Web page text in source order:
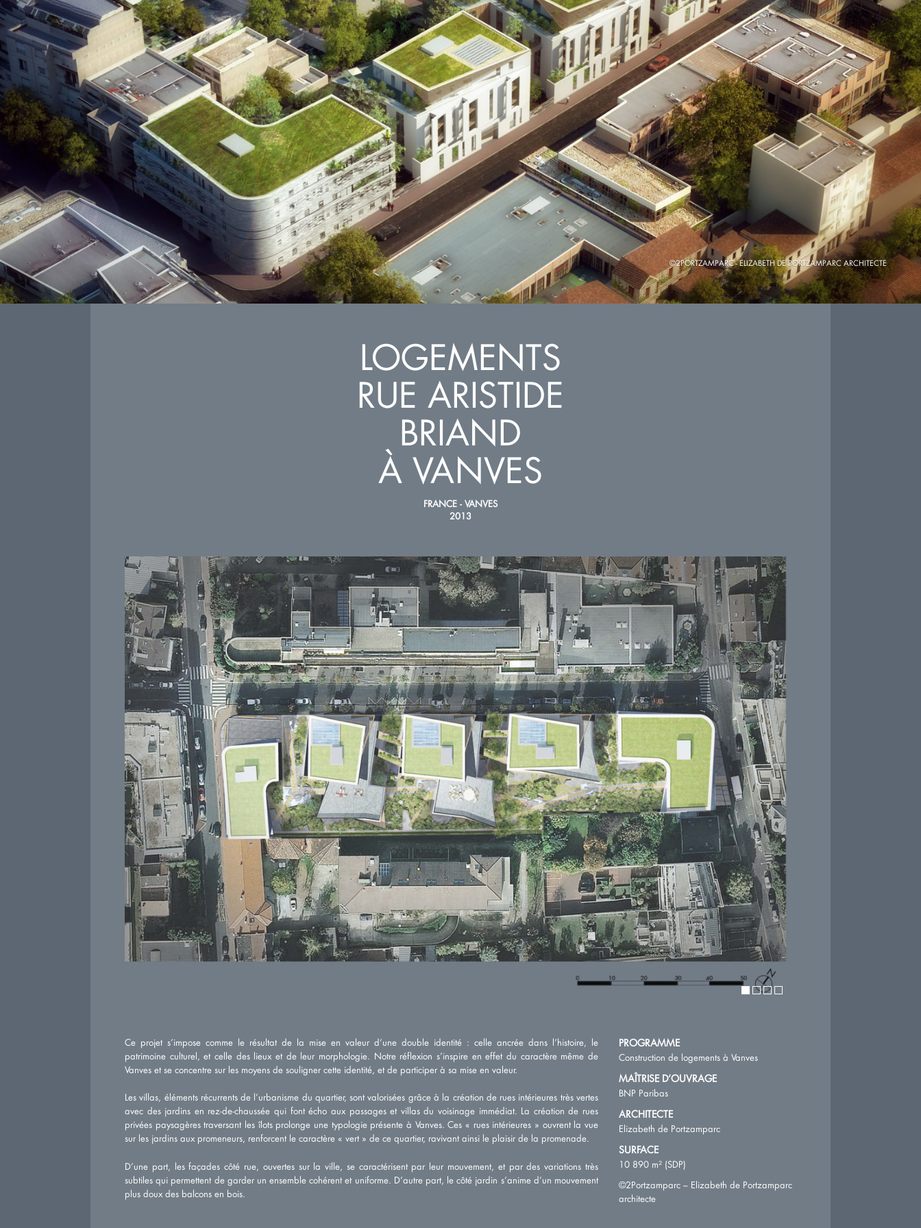
©2PORTZAMPARC - ELIZABETH DE PORTZAMPARC ARCHITECTE
LOGEMENTS
RUE ARISTIDE
BRIAND
À VANVES
FRANCE - VANVES
2013
Ce projet s’impose comme le résultat de la mise en valeur d’une double identité : celle ancrée dans l’histoire, le
patrimoine culturel, et celle des lieux et de leur morphologie. Notre réflexion s’inspire en effet du caractère même de
Vanves et se concentre sur les moyens de souligner cette identité, et de participer à sa mise en valeur.
Les villas, éléments récurrents de l’urbanisme du quartier, sont valorisées grâce à la création de rues intérieures très vertes
avec des jardins en rez-de-chaussée qui font écho aux passages et villas du voisinage immédiat. La création de rues
privées paysagères traversant les îlots prolonge une typologie présente à Vanves. Ces « rues intérieures » ouvrent la vue
sur les jardins aux promeneurs, renforcent le caractère « vert » de ce quartier, ravivant ainsi le plaisir de la promenade.
D’une part, les façades côté rue, ouvertes sur la ville, se caractérisent par leur mouvement, et par des variations très
subtiles qui permettent de garder un ensemble cohérent et uniforme. D’autre part, le côté jardin s’anime d’un mouvement
plus doux des balcons en bois.
PROGRAMME
Construction de logements à Vanves
MAÎTRISE D’OUVRAGE
BNP Paribas
ARCHITECTE
Elizabeth de Portzamparc
SURFACE
10 890 m² (SDP)
©2Portzamparc – Elizabeth de Portzamparc
architecte